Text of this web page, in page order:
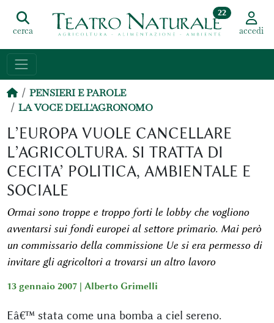
cerca
22
accedi
PENSIERI E PAROLE
LA VOCE DELL'AGRONOMO
L’EUROPA VUOLE CANCELLARE
L’AGRICOLTURA. SI TRATTA DI
CECITA’ POLITICA, AMBIENTALE E
SOCIALE
Ormai sono troppe e troppo forti le lobby che vogliono
avventarsi sui fondi europei al settore primario. Mai però
un commissario della commissione Ue si era permesso di
invitare gli agricoltori a trovarsi un altro lavoro
13 gennaio 2007 | Alberto Grimelli
Eâ€™ stata come una bomba a ciel sereno.